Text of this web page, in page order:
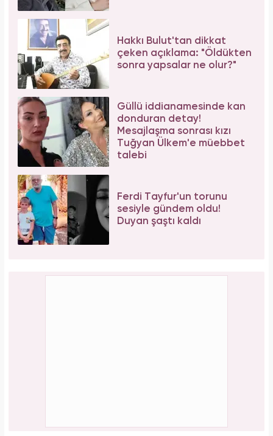
Hakkı Bulut'tan dikkat
çeken açıklama: "Öldükten
sonra yapsalar ne olur?"
Güllü iddianamesinde kan
donduran detay!
Mesajlaşma sonrası kızı
Tuğyan Ülkem'e müebbet
talebi
Ferdi Tayfur'un torunu
sesiyle gündem oldu!
Duyan şaştı kaldı